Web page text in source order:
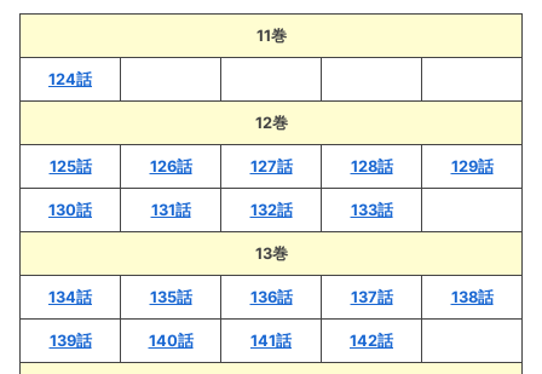
11巻
124話
12巻
125話 126話 127話 128話 129話
130話 131話 132話 133話
13巻
134話 135話 136話 137話 138話
139話 140話 141話 142話